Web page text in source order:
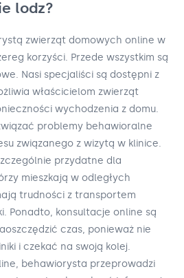
lodz?
zwierząt domowych online w
korzyści. Przede wszystkim są
Nasi specjaliści są dostępni z
właścicielom zwierząt
wychodzenia z domu.
problemy behawioralne
związanego z wizytą w klinice.
przydatne dla
mieszkają w odległych
trudności z transportem
Ponadto, konsultacje online są
czas, ponieważ nie
i czekać na swoją kolej.
behawiorysta przeprowadzi